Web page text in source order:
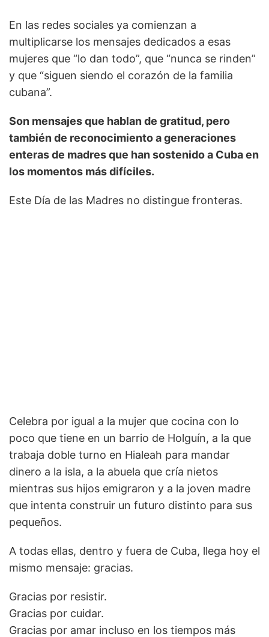
En las redes sociales ya comienzan a
multiplicarse los mensajes dedicados a esas
mujeres que “lo dan todo”, que “nunca se rinden”
y que “siguen siendo el corazón de la familia
cubana”.
Son mensajes que hablan de gratitud, pero
también de reconocimiento a generaciones
enteras de madres que han sostenido a Cuba en
los momentos más difíciles.
Este Día de las Madres no distingue fronteras.
Celebra por igual a la mujer que cocina con lo
poco que tiene en un barrio de Holguín, a la que
trabaja doble turno en Hialeah para mandar
dinero a la isla, a la abuela que cría nietos
mientras sus hijos emigraron y a la joven madre
que intenta construir un futuro distinto para sus
pequeños.
A todas ellas, dentro y fuera de Cuba, llega hoy el
mismo mensaje: gracias.
Gracias por resistir.
Gracias por cuidar.
Gracias por amar incluso en los tiempos más